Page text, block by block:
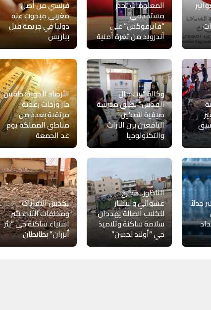
المعلومات تحذر
مستخدمي
“فايرفوكس” على
أندرويد من ثغرة أمنية
فرنسي من أصل
مغربي مبحوث عنه
دوليا في جريمة قتل
بباريس
وكالة “بيت مال
القدس” تطلق مدرسة
صيفية لتمكين
اليافعين بين التراث
والتكنولوجيا
الأرصاد الجوية: طقس
حار وزخات رعدية
مرتقبة بعدد من
مناطق المملكة يوم
غد الجمعة
جدلاً
الناظور.. مطرح
عشوائي وانتشار
للكلاب الضالة يهددان
سلامة ساكنة وتلاميذ
حي “أولاد لحسن”
تكدس النفايات
ومخلفات البناء يثير
استياء ساكنة حي “بئر
أنزران” بطانطان